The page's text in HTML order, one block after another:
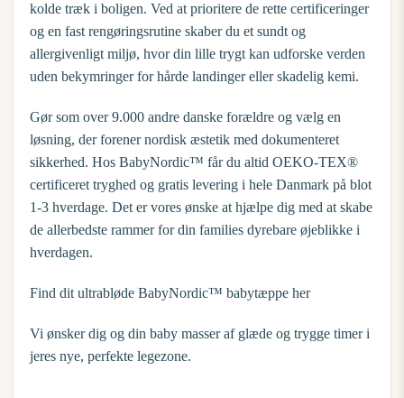
kolde træk i boligen. Ved at prioritere de rette certificeringer
og en fast rengøringsrutine skaber du et sundt og
allergivenligt miljø, hvor din lille trygt kan udforske verden
uden bekymringer for hårde landinger eller skadelig kemi.
Gør som over 9.000 andre danske forældre og vælg en
løsning, der forener nordisk æstetik med dokumenteret
sikkerhed. Hos BabyNordic™ får du altid OEKO-TEX®
certificeret tryghed og gratis levering i hele Danmark på blot
1-3 hverdage. Det er vores ønske at hjælpe dig med at skabe
de allerbedste rammer for din families dyrebare øjeblikke i
hverdagen.
Find dit ultrabløde BabyNordic™ babytæppe her
Vi ønsker dig og din baby masser af glæde og trygge timer i
jeres nye, perfekte legezone.